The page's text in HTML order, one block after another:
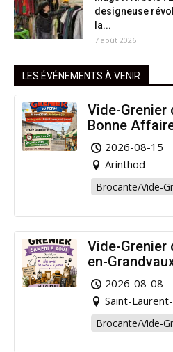
designeuse
la...
7 août 2026
LES ÉVÉNEMENTS À VENIR
Vide-Grenier
Bonne
Arinthod !
2026-08-15
Arinthod
Brocante/Vide-
Vide-Grenier
en-
pour la
2026-08-08
Saint-
Brocante/Vide-